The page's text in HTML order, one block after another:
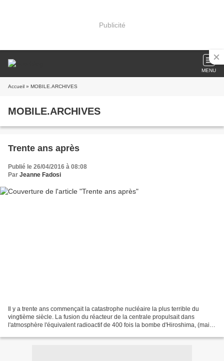
Publicité
MENU
Accueil » MOBILE.ARCHIVES
MOBILE.ARCHIVES
Trente ans après
Publié le 26/04/2016 à 08:08
Par Jeanne Fadosi
Il y a trente ans commençait la catastrophe nucléaire la plus terrible du
vingtième siècle. La fusion du réacteur de la centrale propulsait dans
l'atmosphère l'équivalent radioactif de 400 fois la bombe d'Hiroshima, (mais